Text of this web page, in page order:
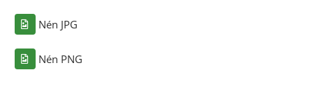
Nén JPG
Nén PNG